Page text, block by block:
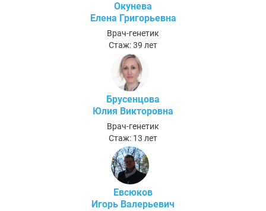
Окунева
Елена Григорьевна
Врач-генетик
Стаж: 39 лет
Брусенцова
Юлия Викторовна
Врач-генетик
Стаж: 13 лет
Евсюков
Игорь Валерьевич